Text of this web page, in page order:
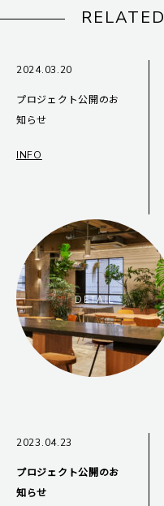
RELATED
2024.03.20
プロジェクト公開のお
知らせ
INFO
DETAIL
2023.04.23
プロジェクト公開のお
知らせ